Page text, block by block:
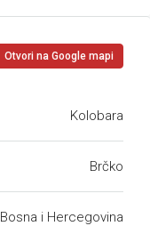
Otvori na Google mapi
Kolobara
Brčko
Bosna i Hercegovina